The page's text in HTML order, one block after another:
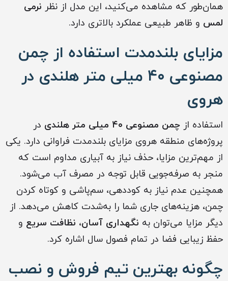
همان‌طور که مشاهده می‌کنید، این مدل از نظر نرمی
لمس و ظاهر طبیعی عملکرد بالاتری دارد.
مزایای بلندمدت استفاده از چمن
مصنوعی ۴۰ میلی متر هلندی در
هروی
استفاده از چمن مصنوعی ۴۰ میلی متر هلندی
در
پروژه‌های منطقه هروی مزایای بلندمدت فراوانی دارد. یکی
از مهم‌ترین مزایا، حذف نیاز به آبیاری مداوم است که
منجر به صرفه‌جویی قابل توجه در مصرف آب می‌شود.
همچنین عدم نیاز به کوددهی، سم‌پاشی و کوتاه کردن
چمن، هزینه‌های جاری شما را به‌شدت کاهش می‌دهد. از
دیگر مزایا می‌توان به نگهداری آسان، نظافت سریع و
حفظ زیبایی فضا در تمام فصول سال اشاره کرد.
چگونه بهترین تیم فروش و نصب